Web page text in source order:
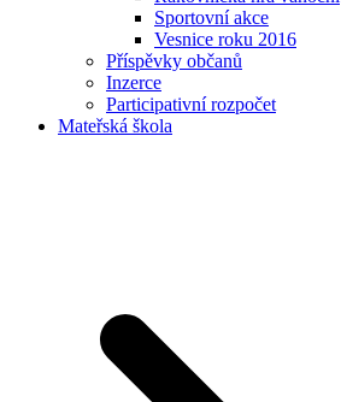
Sportovní akce
Vesnice roku 2016
Příspěvky občanů
Inzerce
Participativní rozpočet
Mateřská škola